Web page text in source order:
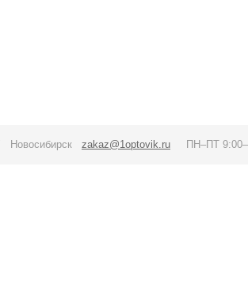
zakaz@1optovik.ru ПН–ПТ